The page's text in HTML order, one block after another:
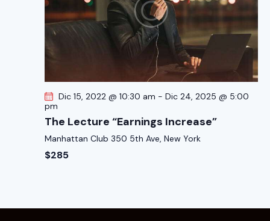
Dic 15, 2022 @ 10:30 am - Dic 24, 2025 @ 5:00
pm
The Lecture “Earnings Increase”
Manhattan Club 350 5th Ave, New York
$285